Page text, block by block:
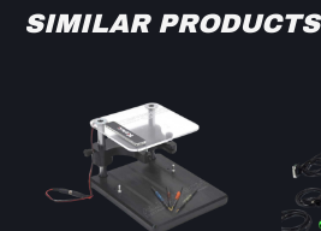
SIMILAR PRODUCTS